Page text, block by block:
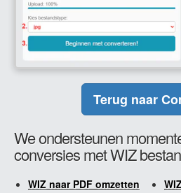
Terug naar
We ondersteunen
conversies met WIZ
WIZ naar PDF omzetten